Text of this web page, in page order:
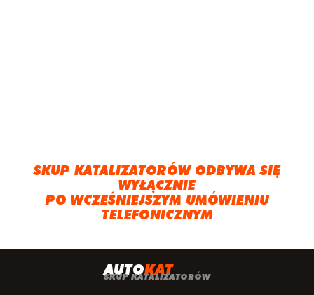
SKUP KATALIZATORÓW ODBYWA SIĘ
WYŁĄCZNIE
PO WCZEŚNIEJSZYM UMÓWIENIU
TELEFONICZNYM
AUTOKAT
SKUP KATALIZATORÓW